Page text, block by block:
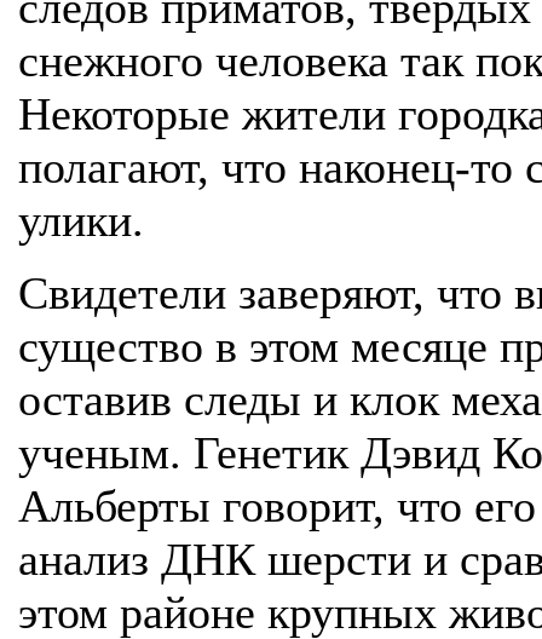
снежного человека так
Некоторые жители
полагают, что наконец-то
улики.
Свидетели заверяют, что
существо в этом месяце
оставив следы и клок
ученым. Генетик Дэвид
Альберты говорит, что
анализ ДНК шерсти и
этом районе крупных